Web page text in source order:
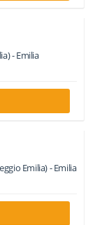
-Emilia
Emilia) -Emilia